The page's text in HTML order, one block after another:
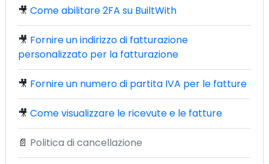
🎥 Come abilitare 2FA su BuiltWith
🎥 Fornire un indirizzo di fatturazione
personalizzato per la fatturazione
🎥 Fornire un numero di partita IVA per le fatture
🎥 Come visualizzare le ricevute e le fatture
📄 Politica di cancellazione